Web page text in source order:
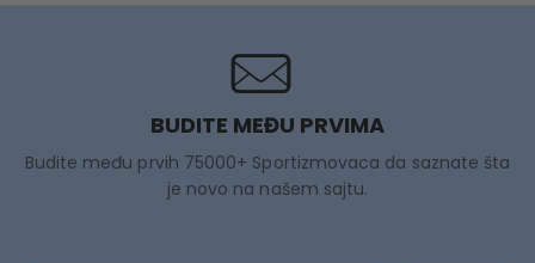
BUDITE MEĐU PRVIMA
Budite među prvih 75000+ Sportizmovaca da saznate šta
je novo na našem sajtu.